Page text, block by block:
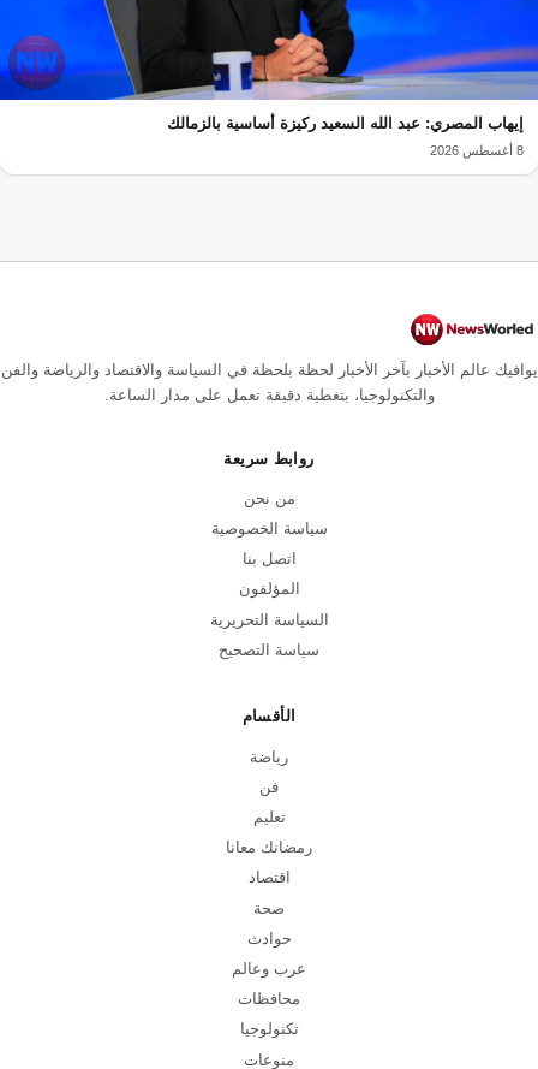
إيهاب المصري: عبد الله السعيد ركيزة أساسية بالزمالك
8 أغسطس 2026
يوافيك عالم الأخبار بآخر الأخبار لحظة بلحظة في السياسة والاقتصاد والرياضة والفن
والتكنولوجيا، بتغطية دقيقة تعمل على مدار الساعة.
روابط سريعة
من نحن
سياسة الخصوصية
اتصل بنا
المؤلفون
السياسة التحريرية
سياسة التصحيح
الأقسام
رياضة
فن
تعليم
رمضانك معانا
اقتصاد
صحة
حوادث
عرب وعالم
محافظات
تكنولوجيا
منوعات